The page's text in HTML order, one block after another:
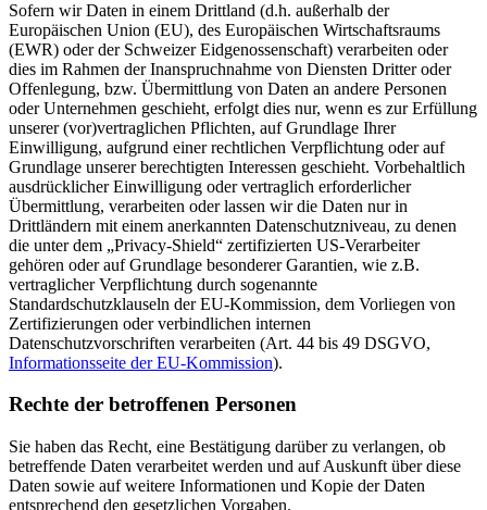
Sofern wir Daten in einem Drittland (d.h. außerhalb der
Europäischen Union (EU), des Europäischen Wirtschaftsraums
(EWR) oder der Schweizer Eidgenossenschaft) verarbeiten oder
dies im Rahmen der Inanspruchnahme von Diensten Dritter oder
Offenlegung, bzw. Übermittlung von Daten an andere Personen
oder Unternehmen geschieht, erfolgt dies nur, wenn es zur Erfüllung
unserer (vor)vertraglichen Pflichten, auf Grundlage Ihrer
Einwilligung, aufgrund einer rechtlichen Verpflichtung oder auf
Grundlage unserer berechtigten Interessen geschieht. Vorbehaltlich
ausdrücklicher Einwilligung oder vertraglich erforderlicher
Übermittlung, verarbeiten oder lassen wir die Daten nur in
Drittländern mit einem anerkannten Datenschutzniveau, zu denen
die unter dem „Privacy-Shield“ zertifizierten US-Verarbeiter
gehören oder auf Grundlage besonderer Garantien, wie z.B.
vertraglicher Verpflichtung durch sogenannte
Standardschutzklauseln der EU-Kommission, dem Vorliegen von
Zertifizierungen oder verbindlichen internen
Datenschutzvorschriften verarbeiten (Art. 44 bis 49 DSGVO,
Informationsseite der EU-Kommission).
Rechte der betroffenen Personen
Sie haben das Recht, eine Bestätigung darüber zu verlangen, ob
betreffende Daten verarbeitet werden und auf Auskunft über diese
Daten sowie auf weitere Informationen und Kopie der Daten
entsprechend den gesetzlichen Vorgaben.